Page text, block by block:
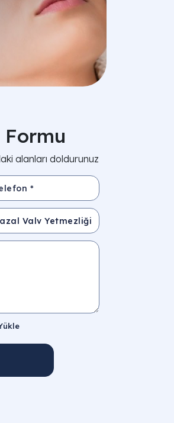
Formu
alanları doldurunuz
*